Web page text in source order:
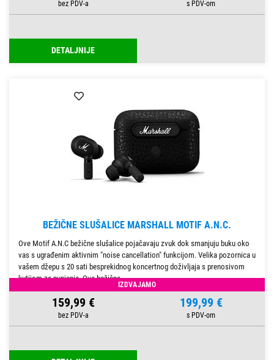
DETALJNIJE
BEŽIČNE SLUŠALICE MARSHALL MOTIF A.N.C.
Ove Motif A.N.C bežične slušalice pojačavaju zvuk dok smanjuju buku oko
vas s ugrađenim aktivnim "noise cancellation" funkcijom. Velika pozornica u
vašem džepu s 20 sati besprekidnog koncertnog doživljaja s prenosivom
kutijom za punjenje. Ove bežične
IZDVAJAMO
159,99 € 199,99 €